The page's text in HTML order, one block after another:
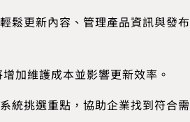
鬆更新內容、管理產品資訊與發
加維護成本並影響更新效率。
統挑選重點，協助企業找到符合